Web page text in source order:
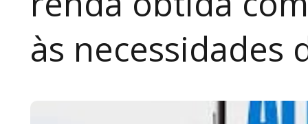
às necessidades